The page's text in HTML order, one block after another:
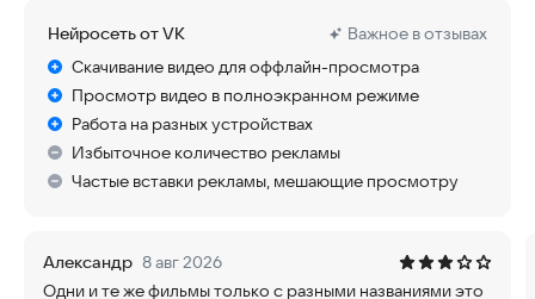
Смотрите всё и даже больше:
• регулярные громкие премьеры российских и зарубежных
фильмов и кино, которые выходят на нашей платформе
раньше, чем где-либо;
жанров, которые ещё предстоит оценить зрителю;
Нейросеть от VK
Важное в отзывах
Скачивание видео для оффлайн-просмотра
Просмотр видео в полноэкранном режиме
Работа на разных устройствах
Избыточное количество рекламы
Частые вставки рекламы, мешающие просмотру
Александр 8 авг 2026
Одни и те же фильмы только с разными названиями это